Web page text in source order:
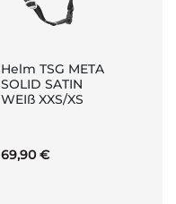
Helm TSG META
SOLID SATIN
WEIß XXS/XS
69,90 €
In
den
Warenkorb